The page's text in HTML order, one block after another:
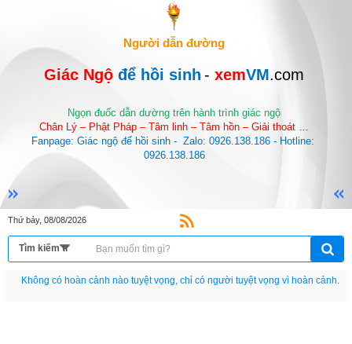
Người dẫn đường
Giác Ngộ để hồi sinh - xemVM.com
Ngọn đuốc dẫn dường trên hành trình giác ngộ
Chân Lý – Phật Pháp – Tâm linh – Tâm hồn – Giải thoát …
Fanpage: Giác ngộ để hồi sinh -  Zalo: 0926.138.186 - Hotline:
0926.138.186
Thứ bảy, 08/08/2026
Nếu như không chịu học tập thì cho dù đi vạn dặm đường cũng chỉ là anh đưa